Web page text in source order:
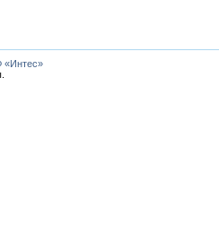
«Интес»